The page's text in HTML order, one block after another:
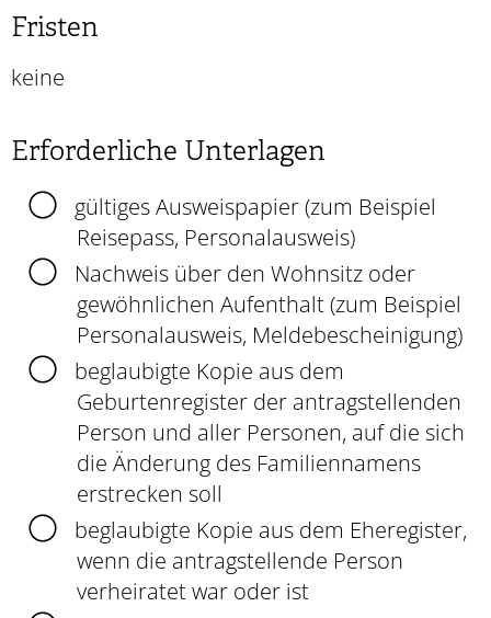
Fristen
keine
Erforderliche Unterlagen
gültiges Ausweispapier (zum Beispiel
Reisepass, Personalausweis)
Nachweis über den Wohnsitz oder
gewöhnlichen Aufenthalt (zum Beispiel
Personalausweis, Meldebescheinigung)
beglaubigte Kopie aus dem
Geburtenregister der antragstellenden
Person und aller Personen, auf die sich
die Änderung des Familiennamens
erstrecken soll
beglaubigte Kopie aus dem Eheregister,
wenn die antragstellende Person
verheiratet war oder ist